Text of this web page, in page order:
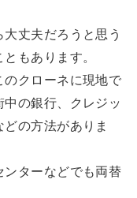
丈夫だろうと思う
もあります。
のクローネに現地で
の銀行、クレジッ
の方法がありま
ンターなどでも両替